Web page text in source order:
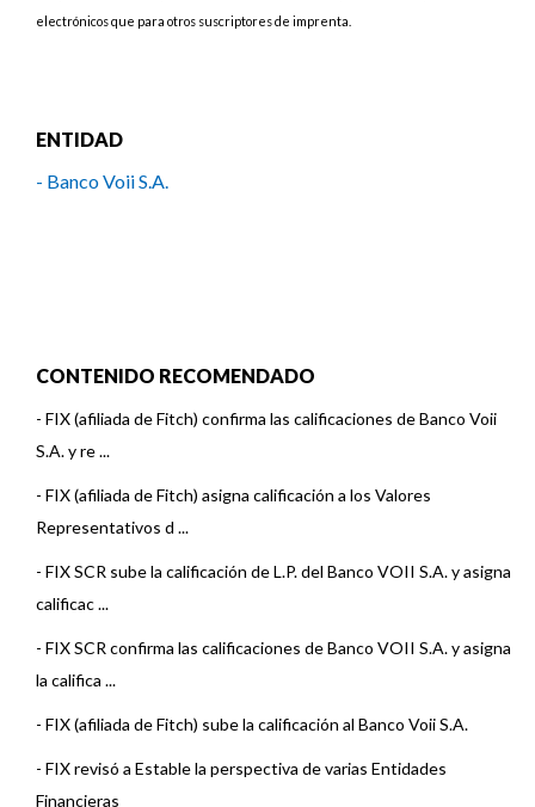
electrónicos que para otros suscriptores de imprenta.
ENTIDAD
- Banco Voii S.A.
CONTENIDO RECOMENDADO
- FIX (afiliada de Fitch) confirma las calificaciones de Banco Voii
S.A. y re ...
- FIX (afiliada de Fitch) asigna calificación a los Valores
Representativos d ...
- FIX SCR sube la calificación de L.P. del Banco VOII S.A. y asigna
calificac ...
- FIX SCR confirma las calificaciones de Banco VOII S.A. y asigna
la califica ...
- FIX (afiliada de Fitch) sube la calificación al Banco Voii S.A.
- FIX revisó a Estable la perspectiva de varias Entidades
Financieras